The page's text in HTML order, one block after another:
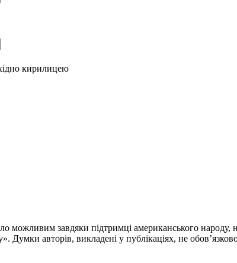
кирилицею
можливим завдяки підтримці американського
Думки авторів, викладені у публікаціях, не